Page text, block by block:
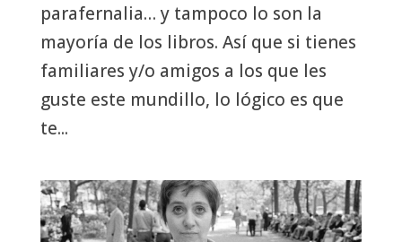
parafernalia… y tampoco lo son la
mayoría de los libros. Así que si tienes
familiares y/o amigos a los que les
guste este mundillo, lo lógico es que
te...